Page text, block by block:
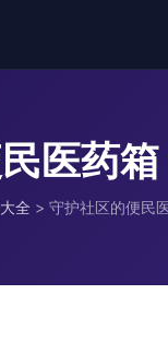
医药
全 > 守护社区的便民